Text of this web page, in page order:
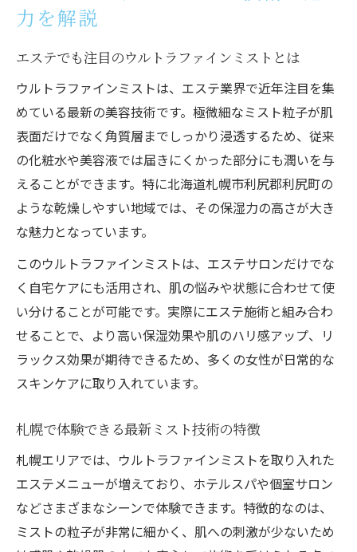
力を解説
エステでも注目のウルトラファインミストとは
ウルトラファインミストは、エステ業界で近年注目を集
めている最新の美容技術です。極微細なミスト粒子が肌
表面だけでなく角質層までしっかり浸透するため、従来
の化粧水や美容液では届きにくかった部分にも潤いを与
えることができます。特に北海道札幌市利尻郡利尻町の
ような乾燥しやすい地域では、その保湿力の高さが大き
な魅力となっています。
このウルトラファインミストは、エステサロンだけでな
く自宅ケアにも活用され、肌の悩みや状態に合わせて使
い分けることが可能です。実際にエステ施術と組み合わ
せることで、より高い保湿効果や肌のハリ感アップ、リ
ラックス効果が期待できるため、多くの女性が日常的な
スキンケアに取り入れています。
札幌で体験できる最新ミスト技術の特徴
札幌エリアでは、ウルトラファインミストを取り入れた
エステメニューが増えており、ホテルスパや個室サロン
などさまざまなシーンで体験できます。特徴的なのは、
ミストの粒子が非常に細かく、肌への刺激が少ないため